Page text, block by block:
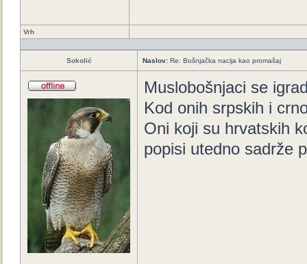
Vrh
Sokolić Naslov: Re: Bošnjačka nacija kao promašaj
Muslobošnjaci se
Kod onih srpskih i
Oni koji su hrvatskih
popisi utedno sadrže